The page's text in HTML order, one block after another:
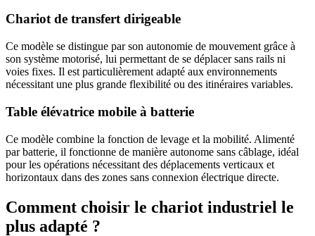
Chariot de transfert dirigeable
Ce modèle se distingue par son autonomie de mouvement grâce à
son système motorisé, lui permettant de se déplacer sans rails ni
voies fixes. Il est particulièrement adapté aux environnements
nécessitant une plus grande flexibilité ou des itinéraires variables.
Table élévatrice mobile à batterie
Ce modèle combine la fonction de levage et la mobilité. Alimenté
par batterie, il fonctionne de manière autonome sans câblage, idéal
pour les opérations nécessitant des déplacements verticaux et
horizontaux dans des zones sans connexion électrique directe.
Comment choisir le chariot industriel le
plus adapté ?